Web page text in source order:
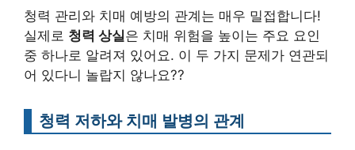
청력 관리와 치매 예방의 관계는 매우 밀접합니다!
실제로 청력 상실은 치매 위험을 높이는 주요 요인
중 하나로 알려져 있어요. 이 두 가지 문제가 연관되
어 있다니 놀랍지 않나요??
청력 저하와 치매 발병의 관계